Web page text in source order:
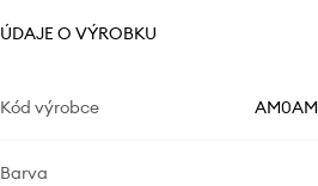
ÚDAJE O VÝROBKU
Kód výrobce
Barva